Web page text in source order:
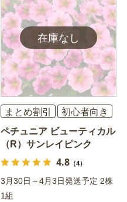
まとめ割引
初心者向き
ペチュニア ビューティカル
（R）サンレイピンク
4.8（4）
3月30日～4月3日発送予定 2株
1組